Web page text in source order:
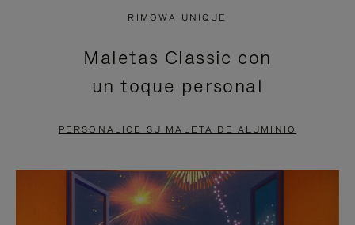
PAUSADO,
PULSE
PARA
ESTÁ
DESACTIVADO:
PULSE
ACTIVARLO.
RIMOWA UNIQUE
Maletas Classic con
un toque personal
PERSONALICE SU MALETA DE ALUMINIO